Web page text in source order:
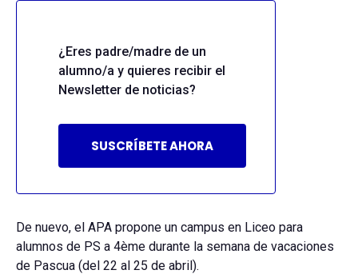
¿Eres padre/madre de un
alumno/a y quieres recibir el
Newsletter de noticias?
SUSCRÍBETE AHORA
De nuevo, el APA propone un campus en Liceo para
alumnos de PS a 4ème durante la semana de vacaciones
de Pascua (del 22 al 25 de abril).